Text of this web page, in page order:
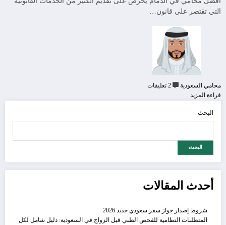
التي تقتصر على قانون…
محامي السعودية
2 تعليقات
قراءة المزيد
البحث
البحث
أحدث المقالات
شروط إصدار جواز سفر سعودي جديد 2026
المتطلبات النظامية للفحص الطبي قبل الزواج في السعودية: دليل شامل لكل